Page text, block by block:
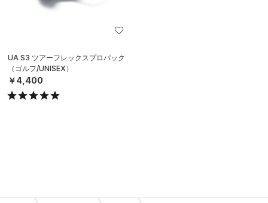
UA S3 ツアーフレックスプロパック
（ゴルフ/UNISEX）
￥4,400